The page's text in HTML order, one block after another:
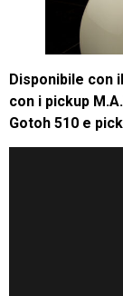
Disponibile con
con i pickup
Gotoh 510 e